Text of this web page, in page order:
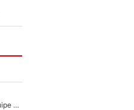
Franck Ribéry a osé s'attaquer à Zinedine Zidane en équipe de France : «Je n'aurais jamais fait ça»